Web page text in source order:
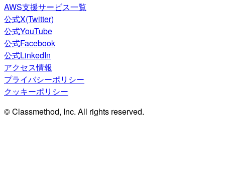
AWS支援サービス一覧
公式X(Twitter)
公式YouTube
公式Facebook
公式LinkedIn
アクセス情報
プライバシーポリシー
クッキーポリシー
© Classmethod, Inc. All rights reserved.